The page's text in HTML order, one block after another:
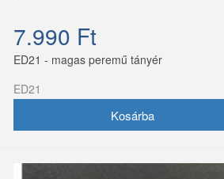
7.990 Ft
ED21 - magas peremű tányér
ED21